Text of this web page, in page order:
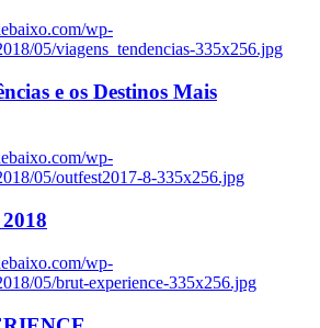
wp-
05/viagens_tendencias-335x256.jpg
e os Destinos Mais
wp-
05/outfest2017-8-335x256.jpg
wp-
05/brut-experience-335x256.jpg